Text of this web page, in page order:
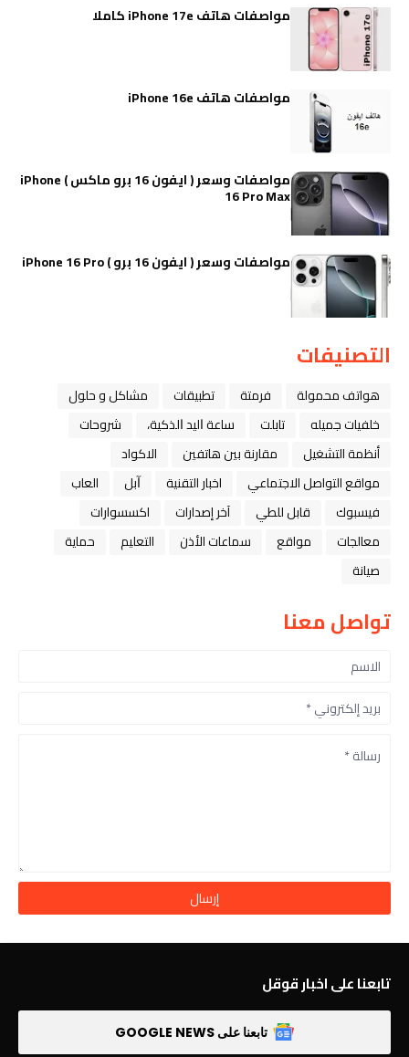
مواصفات هاتف iPhone 17e كاملا
مواصفات هاتف iPhone 16e
مواصفات وسعر ( ايفون 16 برو ماكس ) iPhone
16 Pro Max
مواصفات وسعر ( ايفون 16 برو ) iPhone 16 Pro
التصنيفات
هواتف محمولة فرمتة تطبيقات
مشاكل و حلول
خلفيات جميله
تابلت ﺳﺎﻋﺔ ﺍﻟﻴﺪ ﺍﻟﺬﻛﻴﺔ،
شروحات
أنظمة التشغيل
مقارنة بين هاتفين
الاكواد
مواقع التواصل الاجتماعي
اخبار التقنية ﺁﺑﻞ
العاب
فيسبوك
قابل للطي آخر إصدارات
اكسسوارات
معالجات
مواقع سماعات الأذن التعليم
حماية
صيانة
تواصل معنا
تابعنا على اخبار قوقل
تابعنا على GOOGLE NEWS